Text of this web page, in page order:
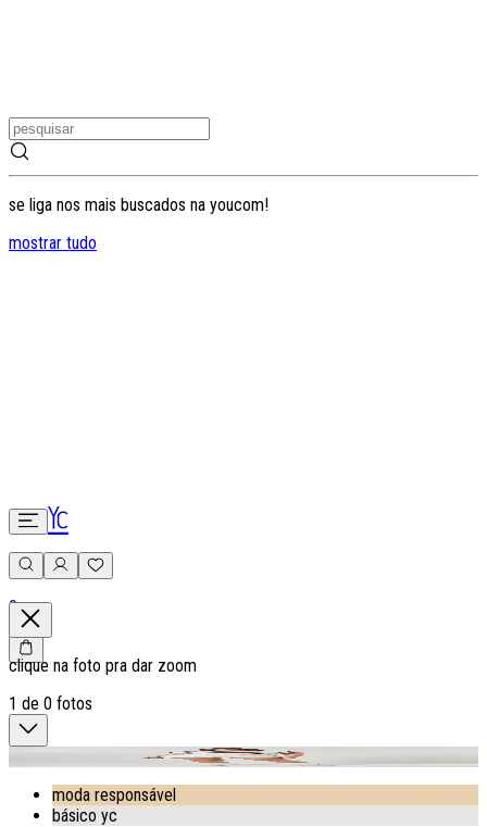
se liga nos mais buscados na youcom!
mostrar tudo
0
clique na foto pra dar zoom
1 de 0 fotos
moda responsável
básico yc